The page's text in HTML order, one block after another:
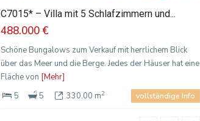
C7015* – Villa mit 5 Schlafzimmern und...
488.000 €
Schöne Bungalows zum Verkauf mit herrlichem Blick
über das Meer und die Berge. Jedes der Häuser hat eine
Fläche von [Mehr]
5
5 330.00 m2 vollständige Info